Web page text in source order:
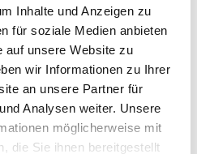
Inhalte und Anzeigen zu
für soziale Medien anbieten
auf unsere Website zu
wir Informationen zu Ihrer
an unsere Partner für
Analysen weiter. Unsere
möglicherweise mit
die Sie ihnen bereitgestellt
das Befestigen von kleiner
lassen sich einfach
bietet Platz für die
Abenteuer-robust,
für Schule, Sport und